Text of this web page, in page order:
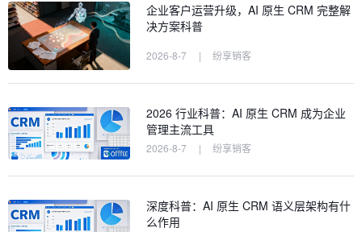
企业客户运营升级，AI 原生 CRM 完整解
决方案科普
2026-8-7 | 纷享销客
2026 行业科普：AI 原生 CRM 成为企业
管理主流工具
2026-8-7 | 纷享销客
深度科普：AI 原生 CRM 语义层架构有什
么作用